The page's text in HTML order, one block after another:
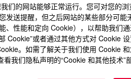
项
们的网站能够正常运行。您可对您的
发送提醒，但之后网站的某些部分可能
、性能和定向 Cookie），以帮助我们
Cookie”或者通过其他方式对 Cookie
。如需了解关于我们使用 Cookie
我们隐私声明的“Cookie 和其他技术”部